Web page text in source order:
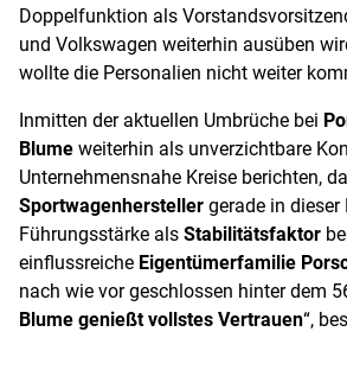
Doppelfunktion als
und Volkswagen weiterhin ausüben
wollte die Personalien nicht weiter
Inmitten der aktuellen Umbrüche bei
Blume weiterhin als unverzichtbare
Unternehmensnahe Kreise berichten,
Sportwagenhersteller gerade in dieser
Führungsstärke als Stabilitätsfaktor
einflussreiche Eigentümerfamilie
nach wie vor geschlossen hinter dem
Blume genießt vollstes Vertrauen“,